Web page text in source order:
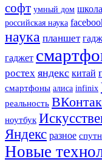
софт умный дом школа
российская наука
наука планшет
гаджет
ростех яндекс китай
смартфоны алиса infinix
реальность
ноутбук
Яндекс разное
Новые